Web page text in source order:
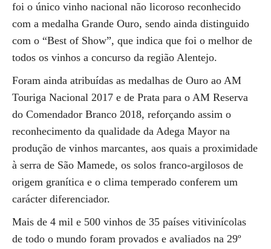
foi o único vinho nacional não licoroso reconhecido
com a medalha Grande Ouro, sendo ainda distinguido
com o “Best of Show”, que indica que foi o melhor de
todos os vinhos a concurso da região Alentejo.
Foram ainda atribuídas as medalhas de Ouro ao AM
Touriga Nacional 2017 e de Prata para o AM Reserva
do Comendador Branco 2018, reforçando assim o
reconhecimento da qualidade da Adega Mayor na
produção de vinhos marcantes, aos quais a proximidade
à serra de São Mamede, os solos franco-argilosos de
origem granítica e o clima temperado conferem um
carácter diferenciador.
Mais de 4 mil e 500 vinhos de 35 países vitivinícolas
de todo o mundo foram provados e avaliados na 29º